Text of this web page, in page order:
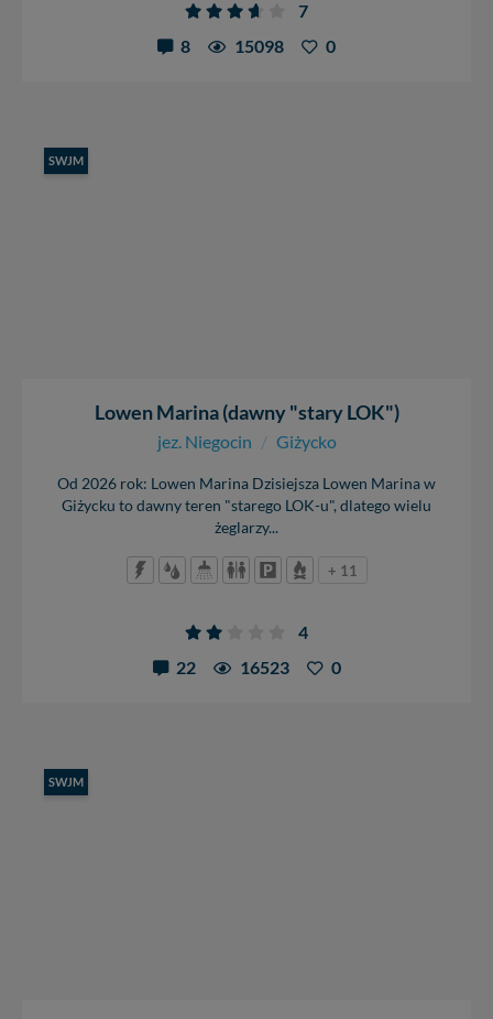
7
8
15098 0
SWJM
Lowen Marina (dawny "stary LOK")
jez. Niegocin / Giżycko
Od 2026 rok: Lowen Marina Dzisiejsza Lowen Marina w
Giżycku to dawny teren "starego LOK-u", dlatego wielu
żeglarzy...
+ 11
4
22
16523 0
SWJM
danych, zażądać ich poprawienia lub usunięcia,
zabronić ich przetwarzania. Pamiętaj jednak, że nie
zrobić za Ciebie.